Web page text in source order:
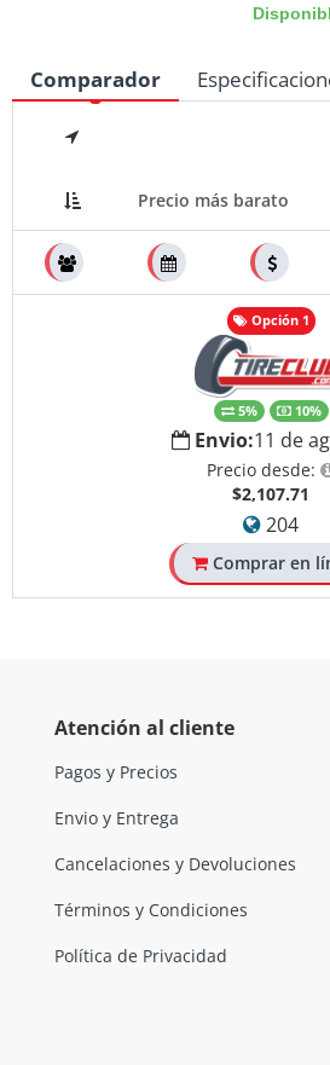
Comparador
Opción 1
5% 10%
Envio:11 de
Precio desde:
$2,107.71
204
Comprar en
Atención al cliente
Pagos y Precios
Envio y Entrega
Cancelaciones y Devoluciones
Términos y Condiciones
Política de Privacidad